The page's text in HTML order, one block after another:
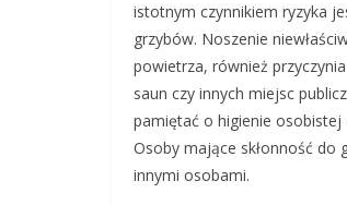
istotnym czynnikiem ryzyka
grzybów. Noszenie
powietrza, również
saun czy innych miejsc
pamiętać o higienie
Osoby mające skłonność do
innymi osobami.